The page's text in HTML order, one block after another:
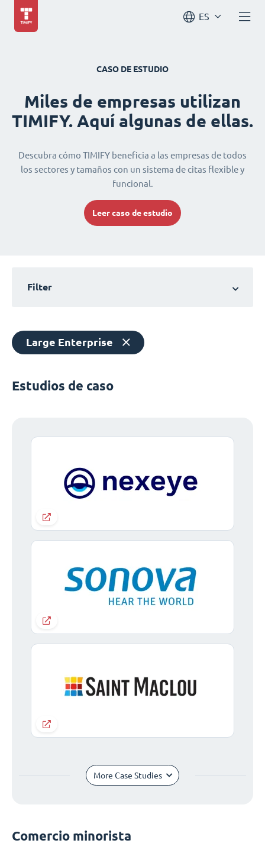
ES
CASO DE ESTUDIO
Miles de empresas utilizan
TIMIFY. Aquí algunas de ellas.
Descubra cómo TIMIFY beneficia a las empresas de todos
los sectores y tamaños con un sistema de citas flexible y
funcional.
Leer caso de estudio
Filter
Large Enterprise
Estudios de caso
More Case Studies
Comercio minorista